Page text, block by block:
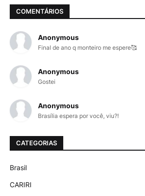
COMENTÁRIOS
Anonymous
Final de ano q monteiro me espere🥰
Anonymous
Gostei
Anonymous
Brasília espera por você, viu?!
CATEGORIAS
Brasil
CARIRI